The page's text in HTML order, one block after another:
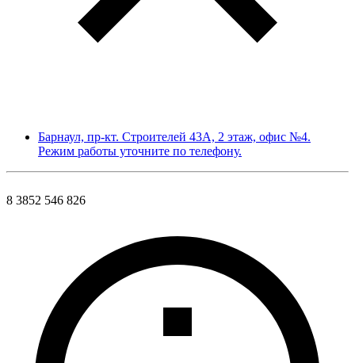
Барнаул, пр-кт. Строителей 43А, 2 этаж, офис №4.
Режим работы уточните по телефону.
8 3852 546 826